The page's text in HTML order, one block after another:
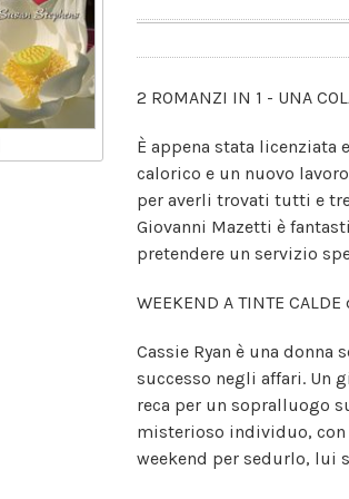
2 ROMANZI IN 1 - UNA
È appena stata licenziata
calorico e un nuovo
per averli trovati tutti e
Giovanni Mazetti è
pretendere un servizio
WEEKEND A TINTE
Cassie Ryan è una
successo negli affari. Un
reca per un sopralluogo
misterioso individuo,
weekend per sedurlo, lui